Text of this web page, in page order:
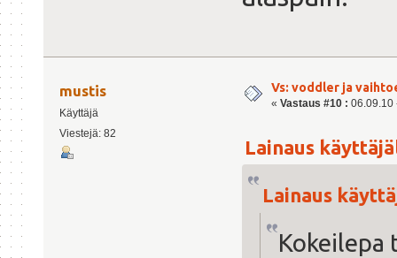
mustis
Käyttäjä
Viestejä: 82
Vs: voddler ja
« Vastaus #10 : 06.09.10
Lainaus
Lainaus
Kokeilepa